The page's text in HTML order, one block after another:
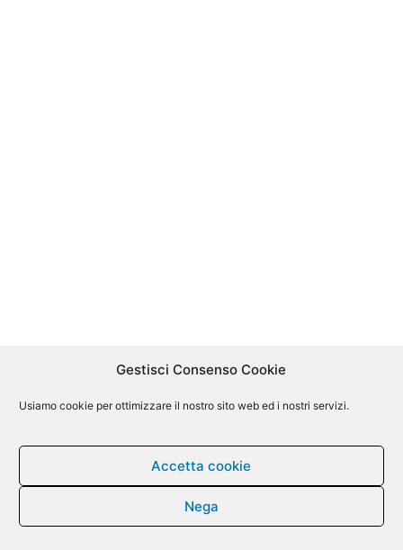
Gestisci Consenso Cookie
Usiamo cookie per ottimizzare il nostro sito web ed i nostri servizi.
Accetta cookie
Nega